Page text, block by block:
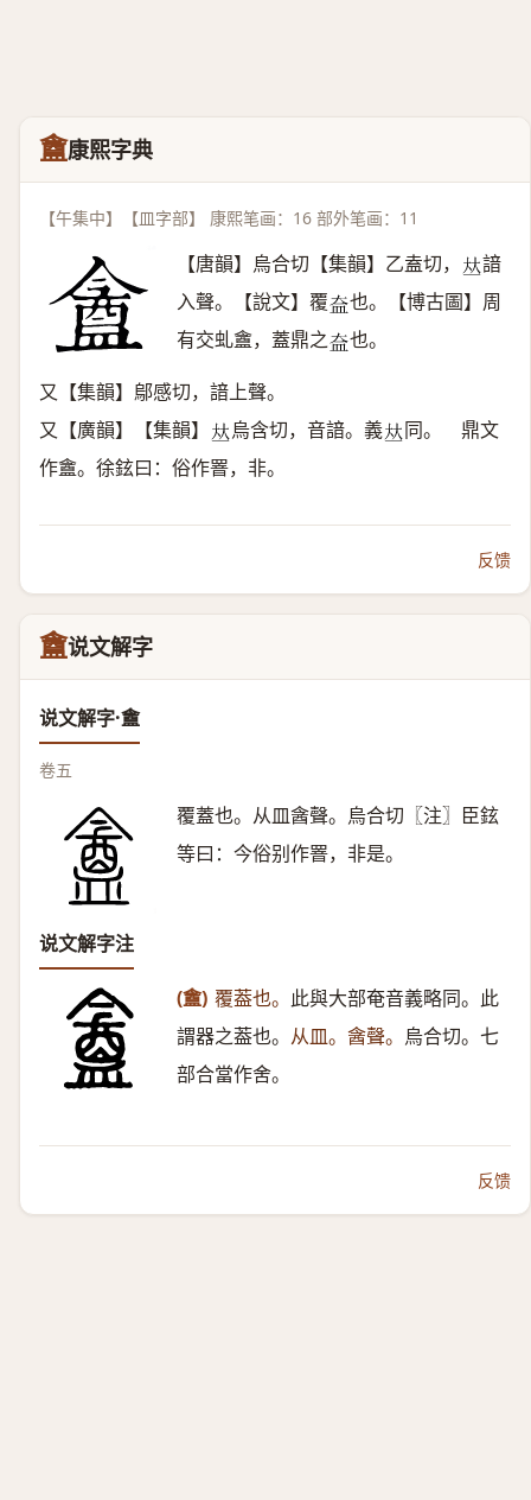
盦康熙字典
【午集中】【皿字部】 康熙笔画：16 部外笔画：11
【唐韻】烏合切【集韻】乙盍切， 𠀤諳
入聲。【說文】覆𥁋 也。【博古圖】周
有交虬盦，蓋鼎之𥁋 也。
又【集韻】鄔感切，諳上聲。
又【廣韻】【集韻】 𠀤烏含切，音諳。義𠀤同。 鼎文
作盦。徐鉉曰：俗作罯，非。
反馈
盦说文解字
说文解字·盦
卷五
覆蓋也。从皿酓聲。烏合切〖注〗臣鉉
等曰：今俗别作罯，非是。
说文解字注
(盦) 覆葢也。 此與大部奄音義略同。此
謂器之葢也。 从皿。酓聲。 烏合切。七
部合當作舍。
反馈